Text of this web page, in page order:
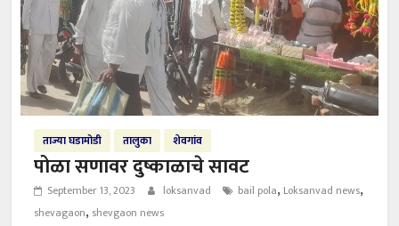
ताज्या घडामोडी तालुका शेवगांव
पोळा सणावर दुष्काळाचे सावट
September 13, 2023 loksanvad bail pola, Loksanvad news,
shevagaon, shevgaon news